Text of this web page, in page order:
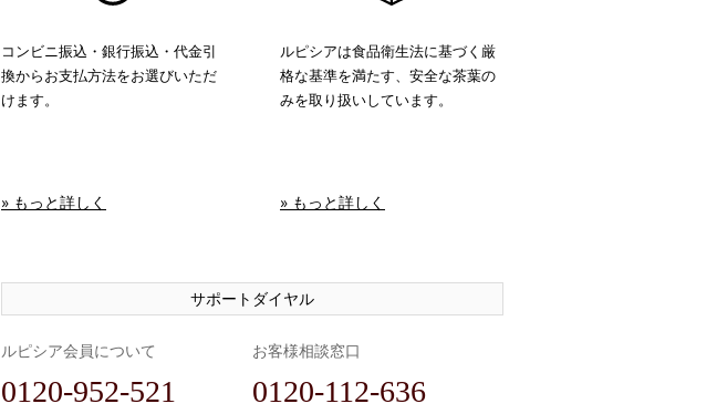
コンビニ振込・銀行振込・代金引
換からお支払方法をお選びいただ
けます。
» もっと詳しく
ルピシアは食品衛生法に基づく厳
格な基準を満たす、安全な茶葉の
みを取り扱いしています。
» もっと詳しく
サポートダイヤル
ルピシア会員について
0120-952-521
お客様相談窓口
0120-112-636